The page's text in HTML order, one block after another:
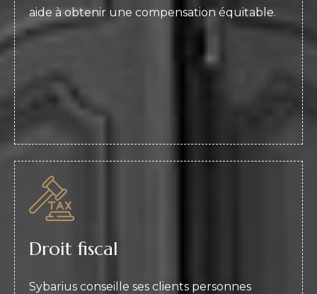
aide à obtenir une compensation équitable.
Droit fiscal
Sybarius conseille ses clients personnes